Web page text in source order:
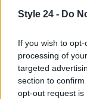
Style 24 - Do
If you wish to
processing of
targeted
section to
opt-out request is
Dopo la
questo articolo
amici, perché
quelle che ci